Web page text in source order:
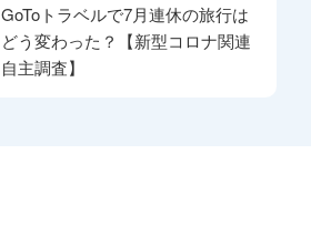
GoToトラベルで7月連休の旅行は
どう変わった？【新型コロナ関連
自主調査】